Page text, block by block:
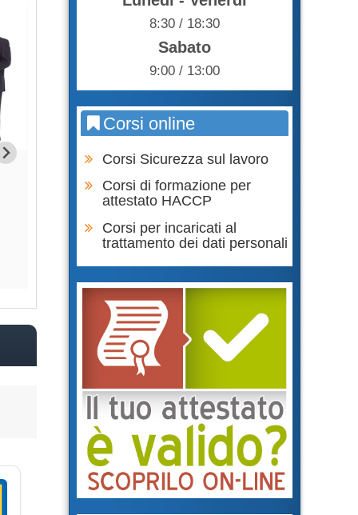
SPECIFICA RISCHIO ALTO
Acquista
8:30 / 18:30
Sabato
9:00 / 13:00
Corsi online
Corsi Sicurezza sul lavoro
Corsi di formazione per
attestato HACCP
Corsi per incaricati al
trattamento dei dati personali